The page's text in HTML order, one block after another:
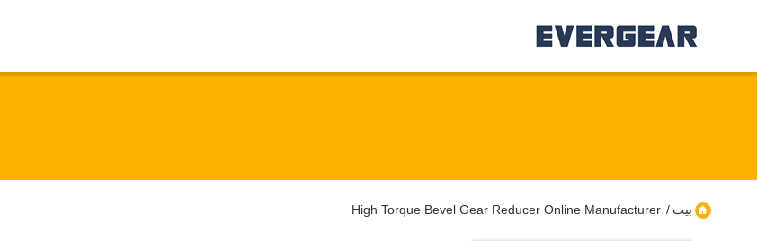
بيت /
High Torque Bevel Gear Reducer Online Manufacturer